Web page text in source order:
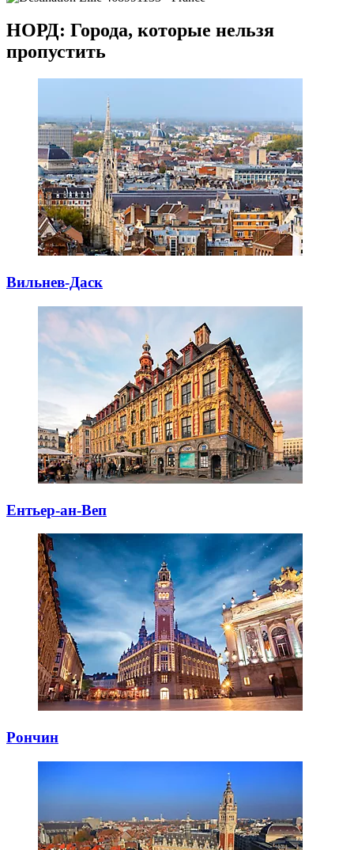
НОРД: Города, которые нельзя
пропустить
Вильнев-Даск
Ентьер-ан-Веп
Рончин